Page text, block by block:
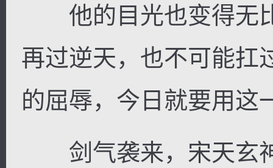
他的目光也变得无
再过逆天，也不可能扛
的屈辱，今日就要用这
剑气袭来，宋天玄